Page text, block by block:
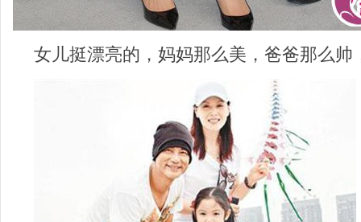
女儿挺漂亮的，妈妈那么美，爸爸那么帅